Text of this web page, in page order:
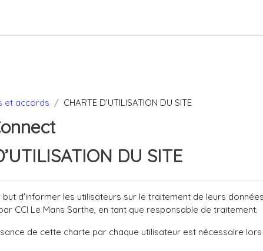
et accords CHARTE D’UTILISATION DU SITE
DU SITE
d'informer les utilisateurs sur le traitement de leurs
CCI Le Mans Sarthe, en tant que responsable de traitement.
de cette charte par chaque utilisateur est nécessaire